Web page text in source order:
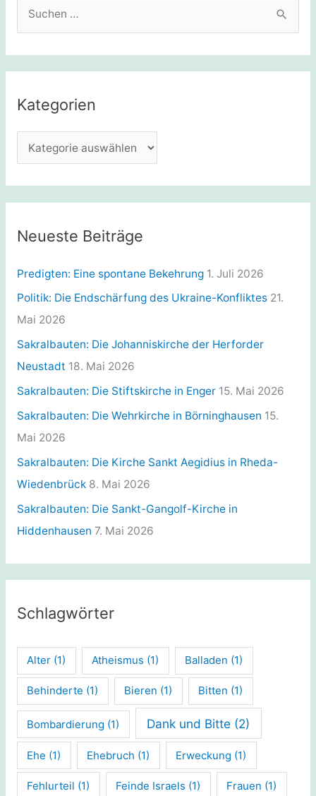
h
n
n
h
Kategorien
a
t
g
r
i
e
n
Neueste Beiträge
Predigten: Eine spontane Bekehrung 1. Juli 2026
Politik: Die Endschärfung des Ukraine-Konfliktes 21.
Mai 2026
Sakralbauten: Die Johanniskirche der Herforder
Neustadt 18. Mai 2026
Sakralbauten: Die Stiftskirche in Enger 15. Mai 2026
Sakralbauten: Die Wehrkirche in Börninghausen 15.
Mai 2026
Sakralbauten: Die Kirche Sankt Aegidius in Rheda-
Wiedenbrück 8. Mai 2026
Sakralbauten: Die Sankt-Gangolf-Kirche in
Hiddenhausen 7. Mai 2026
Schlagwörter
Alter (1) Atheismus (1) Balladen (1)
Behinderte (1) Bieren (1) Bitten (1)
Bombardierung (1) Dank und Bitte (2)
Ehe (1) Ehebruch (1) Erweckung (1)
Fehlurteil (1) Feinde Israels (1) Frauen (1)